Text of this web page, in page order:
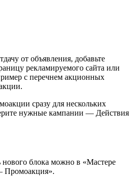
от объявления, добавьте
рекламируемого сайта или
с перечнем акционных
сразу для нескольких
нужные кампании — Действия
нового блока можно в «Мастере
Промоакция».